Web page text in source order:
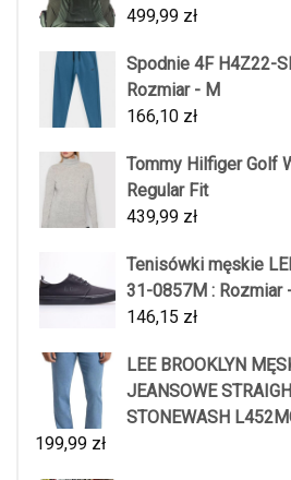
499,99 zł
Spodnie 4F H4Z22-
Rozmiar - M
166,10 zł
Tommy Hilfiger Golf
Regular Fit
439,99 zł
Tenisówki męskie
31-0857M : Rozmiar
146,15 zł
LEE BROOKLYN
JEANSOWE
STONEWASH
199,99 zł